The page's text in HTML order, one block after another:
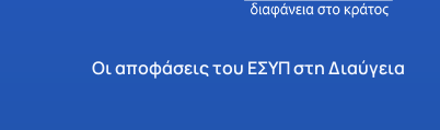
Οι αποφάσεις του ΕΣΥΠ στη Διαύγεια